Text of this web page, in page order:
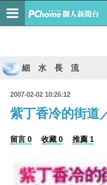
細 水 長 流
2007-02-02 10:26:12
紫丁香冷的街道
留言 0 收藏 0 推薦 1